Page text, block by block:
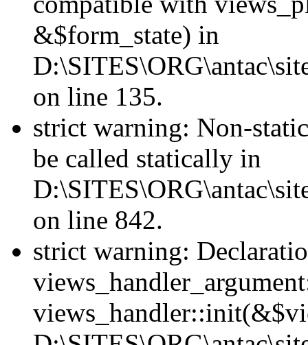
&$form_state) in
on line 135.
strict warning: Non-
be called statically in
on line 842.
strict warning: